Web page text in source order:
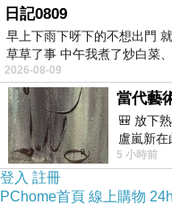
商
http://
ail.jsp?
日記0809
早上下雨下呀下的不想出門
草草了事 中午我煮了炒白菜
2026-08-09
🎒 放下
盧嵐新
粒感豐富
5 小時前
登入 註冊
PChome首頁 線上購物